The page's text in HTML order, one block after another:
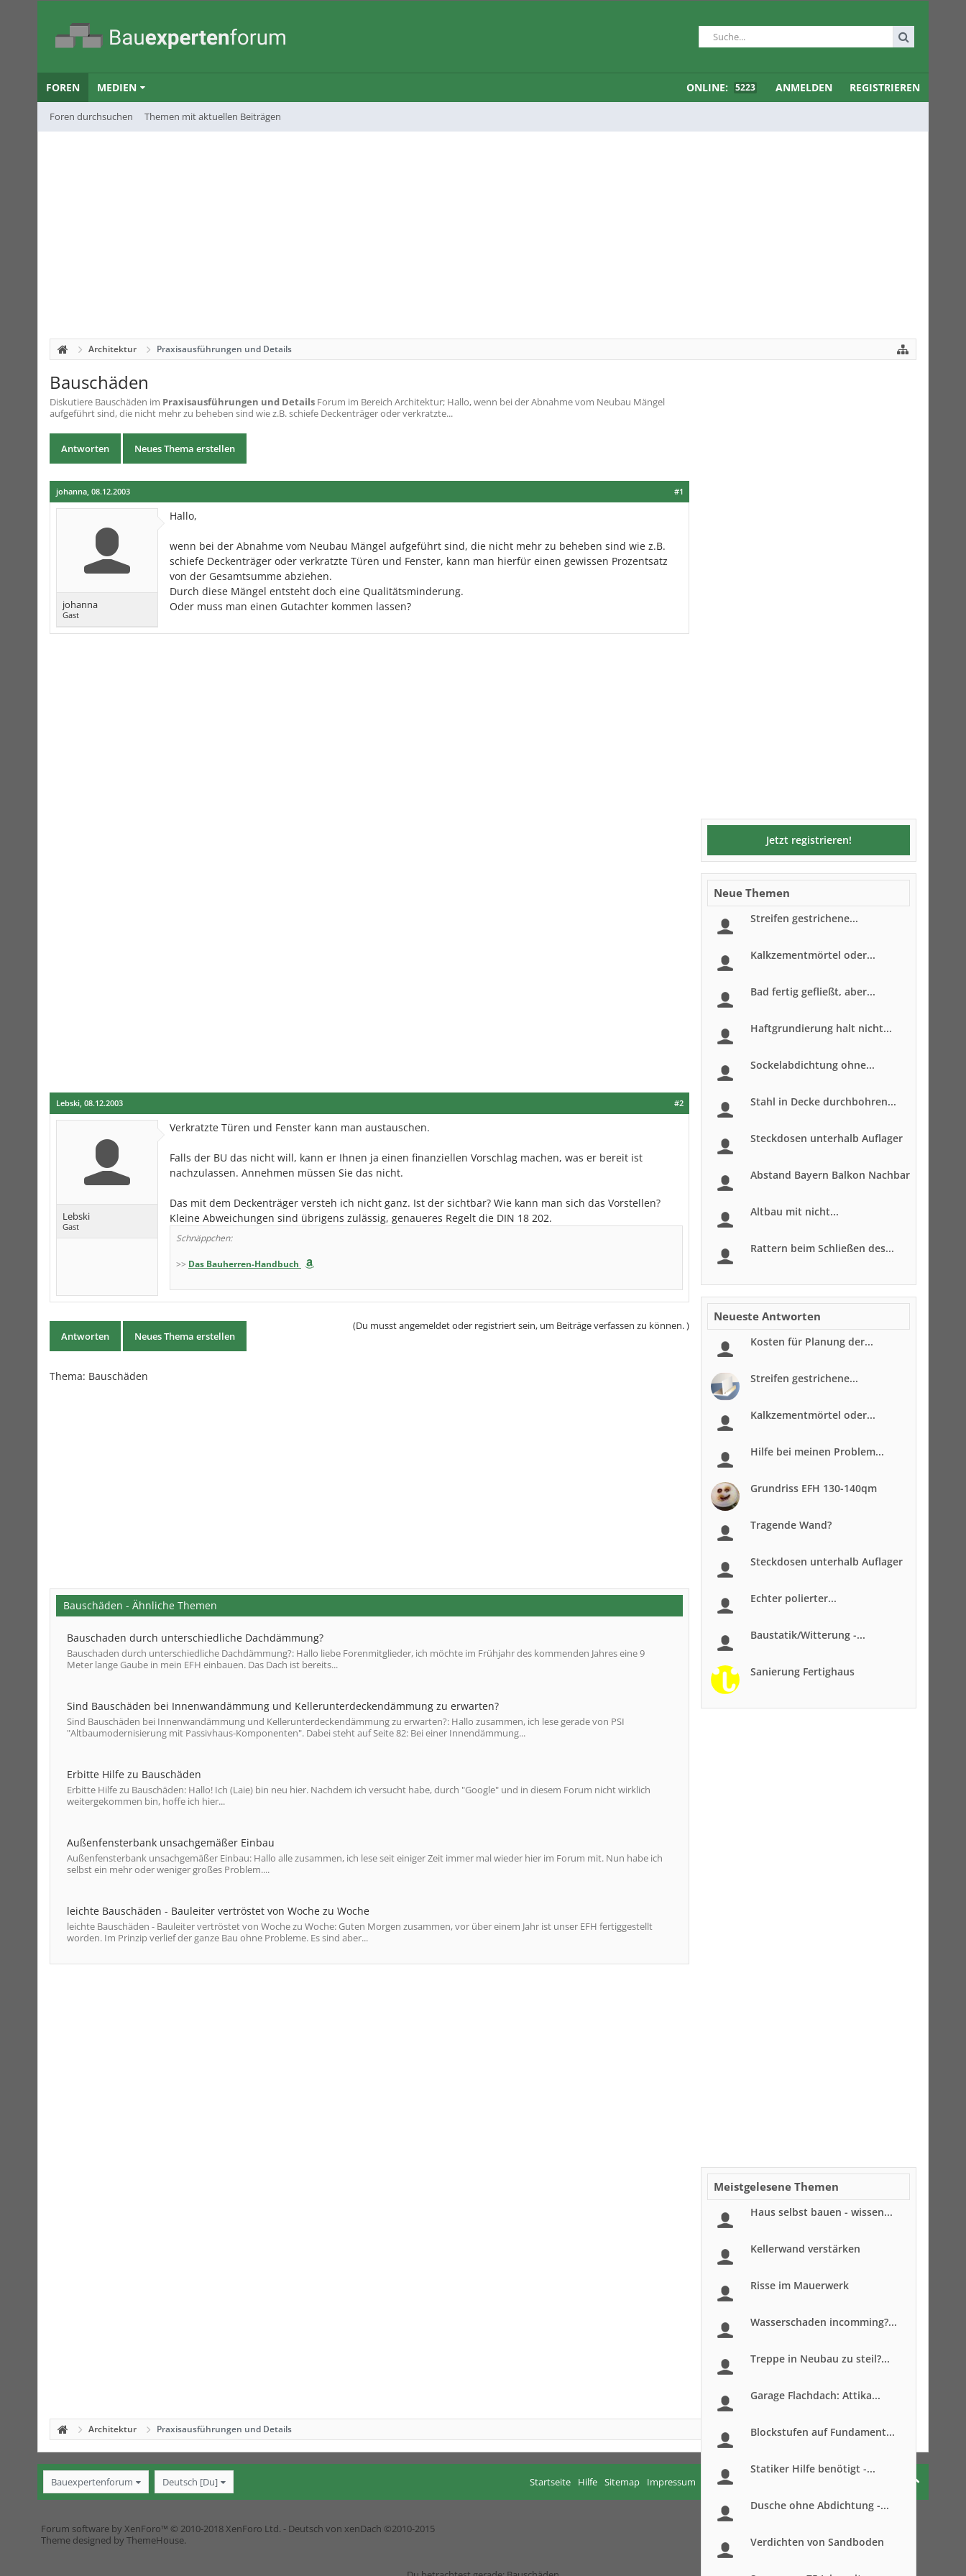
FOREN
Foren durchsuchen Themen mit aktuellen Beiträgen
MEDIEN ONLINE: 5223 ANMELDEN REGISTRIEREN
Architektur Praxisausführungen und Details
Bauschäden
Diskutiere Bauschäden im Praxisausführungen und Details Forum im Bereich Architektur; Hallo, wenn bei der Abnahme vom Neubau Mängel
aufgeführt sind, die nicht mehr zu beheben sind wie z.B. schiefe Deckenträger oder verkratzte...
Antworten Neues Thema erstellen
#1
johanna, 08.12.2003
johanna
Gast
Hallo,
wenn bei der Abnahme vom Neubau Mängel aufgeführt sind, die nicht mehr zu beheben sind wie z.B.
schiefe Deckenträger oder verkratzte Türen und Fenster, kann man hierfür einen gewissen Prozentsatz
von der Gesamtsumme abziehen.
Durch diese Mängel entsteht doch eine Qualitätsminderung.
Oder muss man einen Gutachter kommen lassen?
#2
Lebski, 08.12.2003
Lebski
Gast
Verkratzte Türen und Fenster kann man austauschen.
Falls der BU das nicht will, kann er Ihnen ja einen finanziellen Vorschlag machen, was er bereit ist
nachzulassen. Annehmen müssen Sie das nicht.
Das mit dem Deckenträger versteh ich nicht ganz. Ist der sichtbar? Wie kann man sich das Vorstellen?
Kleine Abweichungen sind übrigens zulässig, genaueres Regelt die DIN 18 202.
Schnäppchen:
>> Das Bauherren-Handbuch
Antworten Neues Thema erstellen
(Du musst angemeldet oder registriert sein, um Beiträge verfassen zu können. )
Thema: Bauschäden
Bauschäden - Ähnliche Themen
Bauschaden durch unterschiedliche Dachdämmung?
Bauschaden durch unterschiedliche Dachdämmung?: Hallo liebe Forenmitglieder, ich möchte im Frühjahr des kommenden Jahres eine 9
Meter lange Gaube in mein EFH einbauen. Das Dach ist bereits...
Sind Bauschäden bei Innenwandämmung und Kellerunterdeckendämmung zu erwarten?
Sind Bauschäden bei Innenwandämmung und Kellerunterdeckendämmung zu erwarten?: Hallo zusammen, ich lese gerade von PSI
"Altbaumodernisierung mit Passivhaus-Komponenten". Dabei steht auf Seite 82: Bei einer Innendämmung...
Erbitte Hilfe zu Bauschäden
Erbitte Hilfe zu Bauschäden: Hallo! Ich (Laie) bin neu hier. Nachdem ich versucht habe, durch "Google" und in diesem Forum nicht wirklich
weitergekommen bin, hoffe ich hier...
Außenfensterbank unsachgemäßer Einbau
Außenfensterbank unsachgemäßer Einbau: Hallo alle zusammen, ich lese seit einiger Zeit immer mal wieder hier im Forum mit. Nun habe ich
selbst ein mehr oder weniger großes Problem....
leichte Bauschäden - Bauleiter vertröstet von Woche zu Woche
leichte Bauschäden - Bauleiter vertröstet von Woche zu Woche: Guten Morgen zusammen, vor über einem Jahr ist unser EFH fertiggestellt
worden. Im Prinzip verlief der ganze Bau ohne Probleme. Es sind aber...
Jetzt registrieren!
Neue Themen
Streifen gestrichene...
Kalkzementmörtel oder...
Bad fertig gefließt, aber...
Haftgrundierung halt nicht...
Sockelabdichtung ohne...
Stahl in Decke durchbohren...
Steckdosen unterhalb Auflager
Abstand Bayern Balkon Nachbar
Altbau mit nicht...
Rattern beim Schließen des...
Neueste Antworten
Kosten für Planung der...
Streifen gestrichene...
Kalkzementmörtel oder...
Hilfe bei meinen Problem...
Grundriss EFH 130-140qm
Tragende Wand?
Steckdosen unterhalb Auflager
Echter polierter...
Baustatik/Witterung -...
Sanierung Fertighaus
Meistgelesene Themen
Haus selbst bauen - wissen...
Kellerwand verstärken
Risse im Mauerwerk
Wasserschaden incomming?...
Treppe in Neubau zu steil?...
Garage Flachdach: Attika...
Blockstufen auf Fundament...
Statiker Hilfe benötigt -...
Dusche ohne Abdichtung -...
Verdichten von Sandboden
Architektur Praxisausführungen und Details
Bauexpertenforum Deutsch [Du] Startseite Hilfe Sitemap Impressum Nutzungsbedingungen
Forum software by XenForo™ © 2010-2018 XenForo Ltd. - Deutsch von xenDach ©2010-2015
Theme designed by ThemeHouse.